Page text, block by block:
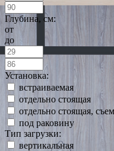
Глубина, см:
от
до
Установка:
встраиваемая
отдельно стоящая
отдельно стоящая,
под раковину
Тип загрузки:
вертикальная